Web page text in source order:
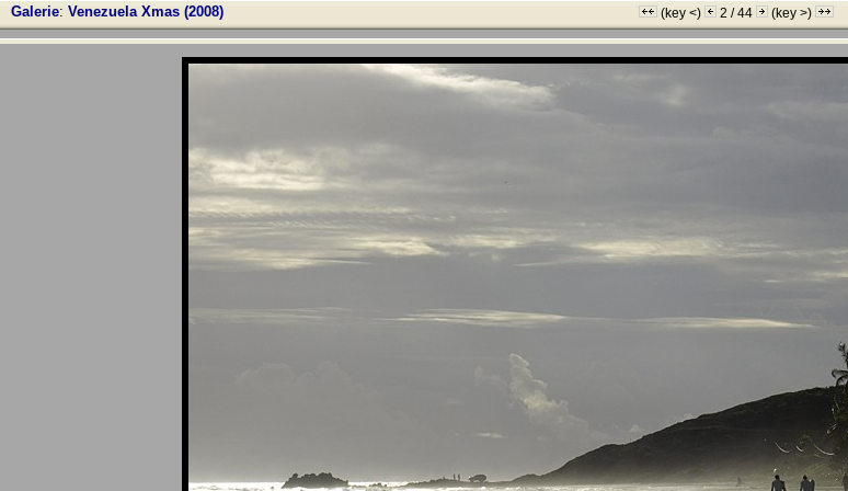
Galerie: Venezuela Xmas (2008) (key <) 2 / 44 (key >)